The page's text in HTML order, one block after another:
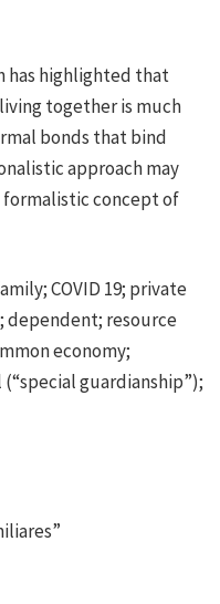
has highlighted that
together is much
bonds that bind
approach may
concept of
COVID 19; private
dependent; resource
economy;
guardianship”);